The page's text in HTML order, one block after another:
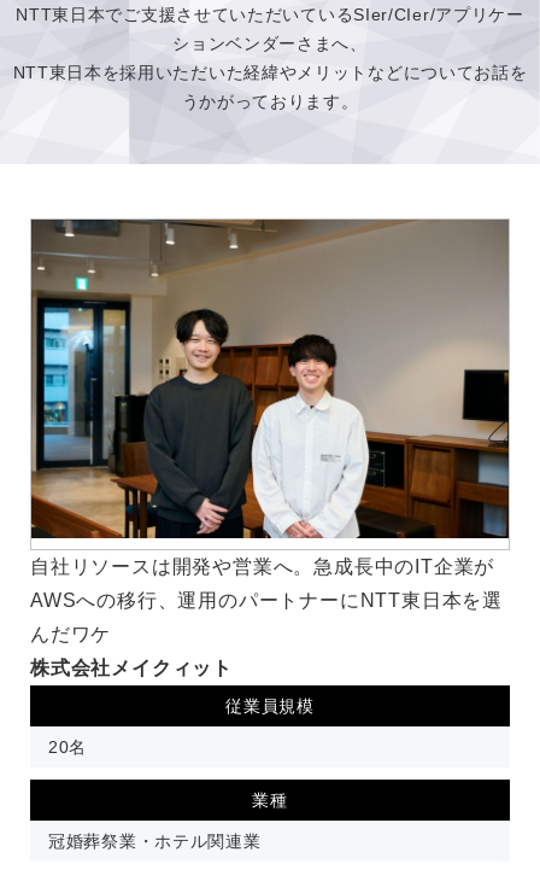
NTT東日本でご支援させていただいているSIer/CIer/アプリケー
ションベンダーさまへ、
NTT東日本を採用いただいた経緯やメリットなどについてお話を
うかがっております。
自社リソースは開発や営業へ。急成長中のIT企業が
AWSへの移行、運用のパートナーにNTT東日本を選
んだワケ
株式会社メイクィット
従業員規模
20名
業種
冠婚葬祭業・ホテル関連業